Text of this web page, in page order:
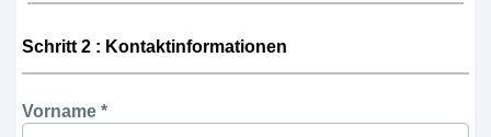
Schritt 2 : Kontaktinformationen
Vorname *